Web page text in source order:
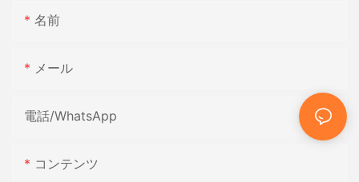
名前
メール
電話/WhatsApp
コンテンツ